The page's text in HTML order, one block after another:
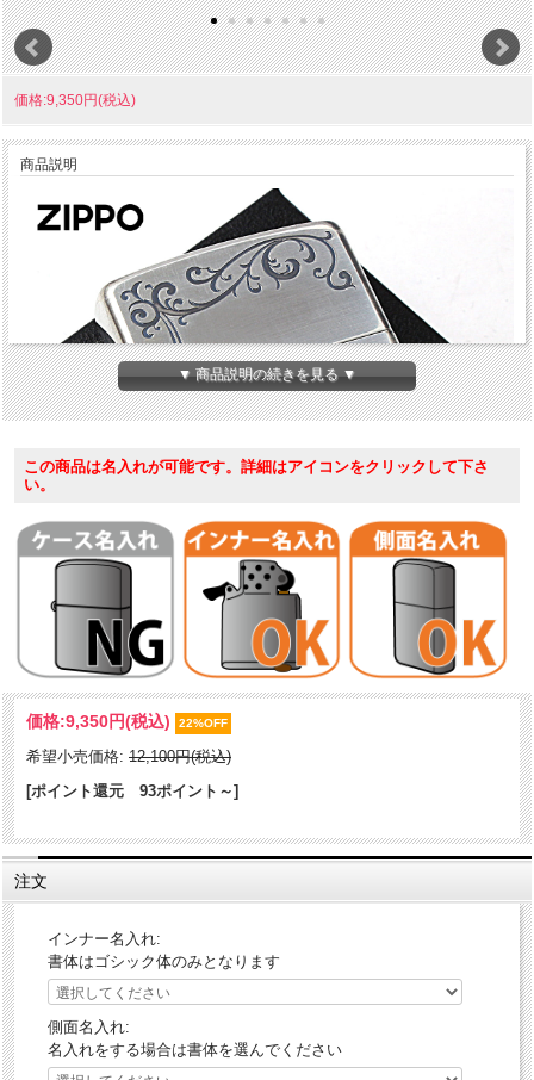
価格:9,350円(税込)
商品説明
アラベスク（唐草）柄にワンポイントメタルが装飾されたZIPPO。そ
の名の通り『秘密の花園』を思わせるデザインが、神秘的な雰囲気を
演出！
メタルの細かい模様が彫り込まれている手の込んだ逸品です。
加工表面処理：銀いぶし｜エッチング｜メタル
▼ 商品説明の続きを見る ▼
この商品は名入れが可能です。詳細はアイコンをクリックして下さ
い。
価格:9,350円(税込) 22%OFF
希望小売価格: 12,100円(税込)
[ポイント還元 93ポイント～]
注文
インナー名入れ:
書体はゴシック体のみとなります
側面名入れ:
名入れをする場合は書体を選んでください